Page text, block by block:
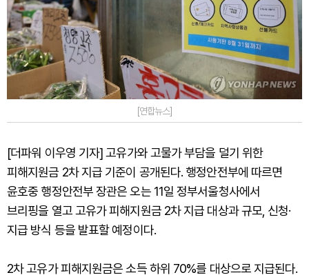
[연합뉴스]
[더파워 이우영 기자] 고유가와 고물가 부담을 덜기 위한
피해지원금 2차 지급 기준이 공개된다. 행정안전부에 따르면
윤호중 행정안전부 장관은 오는 11일 정부서울청사에서
브리핑을 열고 고유가 피해지원금 2차 지급 대상과 규모, 신청·
지급 방식 등을 발표할 예정이다.
2차 고유가 피해지원금은 소득 하위 70%를 대상으로 지급된다.